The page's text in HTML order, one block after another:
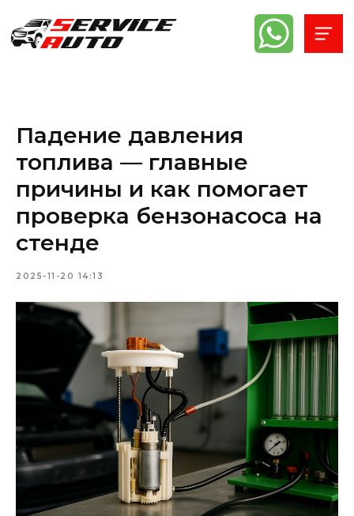
Падение давления
топлива — главные
причины и как помогает
проверка бензонасоса на
стенде
2025-11-20 14:13